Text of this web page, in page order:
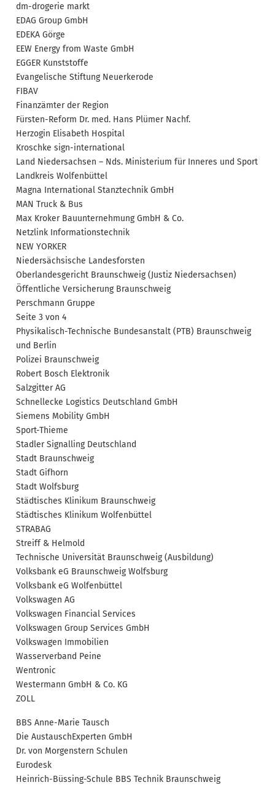
dm-drogerie markt
EDAG Group GmbH
EDEKA Görge
EEW Energy from Waste GmbH
EGGER Kunststoffe
Evangelische Stiftung Neuerkerode
FIBAV
Finanzämter der Region
Fürsten-Reform Dr. med. Hans Plümer Nachf.
Herzogin Elisabeth Hospital
Kroschke sign-international
Land Niedersachsen – Nds. Ministerium für Inneres und Sport
Landkreis Wolfenbüttel
Magna International Stanztechnik GmbH
MAN Truck & Bus
Max Kroker Bauunternehmung GmbH & Co.
Netzlink Informationstechnik
NEW YORKER
Niedersächsische Landesforsten
Oberlandesgericht Braunschweig (Justiz Niedersachsen)
Öffentliche Versicherung Braunschweig
Perschmann Gruppe
Seite 3 von 4
Physikalisch-Technische Bundesanstalt (PTB) Braunschweig
und Berlin
Polizei Braunschweig
Robert Bosch Elektronik
Salzgitter AG
Schnellecke Logistics Deutschland GmbH
Siemens Mobility GmbH
Sport-Thieme
Stadler Signalling Deutschland
Stadt Braunschweig
Stadt Gifhorn
Stadt Wolfsburg
Städtisches Klinikum Braunschweig
Städtisches Klinikum Wolfenbüttel
STRABAG
Streiff & Helmold
Technische Universität Braunschweig (Ausbildung)
Volksbank eG Braunschweig Wolfsburg
Volksbank eG Wolfenbüttel
Volkswagen AG
Volkswagen Financial Services
Volkswagen Group Services GmbH
Volkswagen Immobilien
Wasserverband Peine
Wentronic
Westermann GmbH & Co. KG
ZOLL
BBS Anne-Marie Tausch
Die AustauschExperten GmbH
Dr. von Morgenstern Schulen
Eurodesk
Heinrich-Büssing-Schule BBS Technik Braunschweig